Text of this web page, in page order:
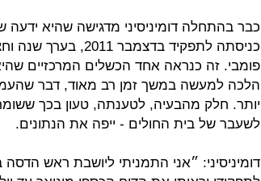
כבר בהתחלה דומיניסיני מדגישה שהיא
כניסתה לתפקיד
פומבי. זה כנראה אחד הכשלים המרכזיים
הלכה למעשה במשך זמן רב מאוד, דבר
יותר. חלק מהבעיה, לטענתה, טעון בכך
לשעבר של בית החולים - ייפה את הנתונים.